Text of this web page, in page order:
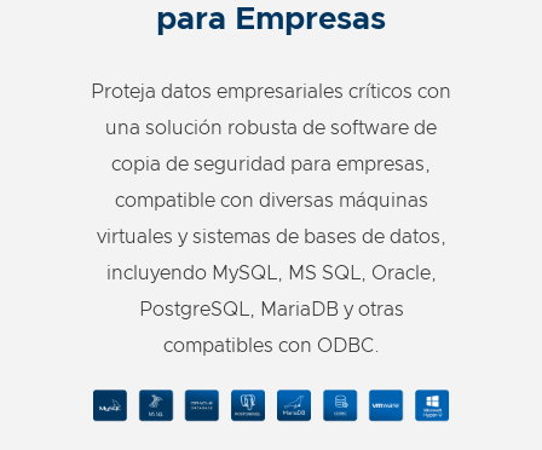
para Empresas
Proteja datos empresariales críticos con
una solución robusta de software de
copia de seguridad para empresas,
compatible con diversas máquinas
virtuales y sistemas de bases de datos,
incluyendo MySQL, MS SQL, Oracle,
PostgreSQL, MariaDB y otras
compatibles con ODBC.